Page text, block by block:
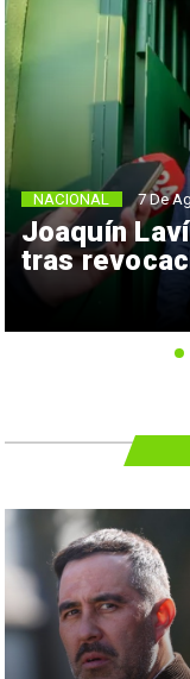
Joaquín
tras
NACIONAL 7 De